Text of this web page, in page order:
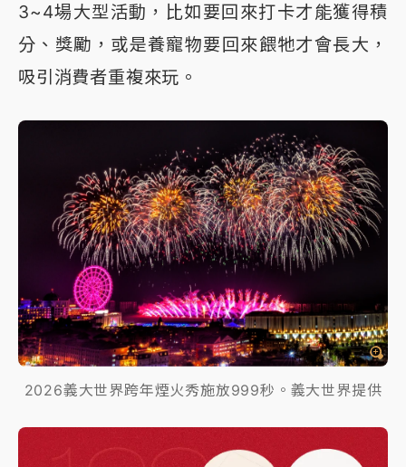
3~4場大型活動，比如要回來打卡才能獲得積
分、獎勵，或是養寵物要回來餵牠才會長大，
吸引消費者重複來玩。
2026義大世界跨年煙火秀施放999秒。義大世界提供